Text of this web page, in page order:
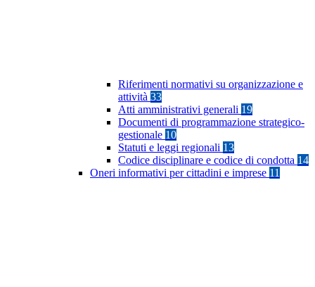
Riferimenti normativi su organizzazione e
attività 33
Atti amministrativi generali 19
Documenti di programmazione strategico-
gestionale 10
Statuti e leggi regionali 13
Codice disciplinare e codice di condotta 14
Oneri informativi per cittadini e imprese 11